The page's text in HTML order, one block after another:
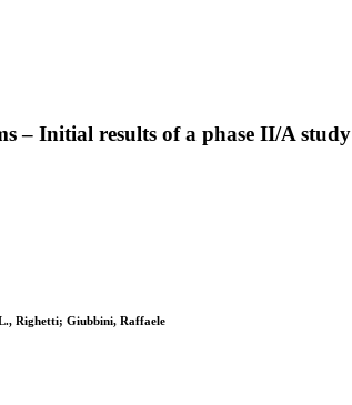
– Initial results of a phase II/A study
Righetti; Giubbini, Raffaele